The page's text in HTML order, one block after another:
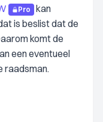
Pro
kan
is beslist dat de
komt de
een eventueel
raadsman.